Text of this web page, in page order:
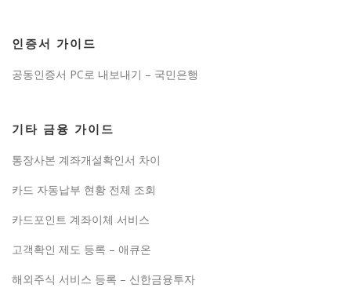
인증서 가이드
공동인증서 PC로 내보내기 – 국민은행
기타 금융 가이드
통장사본 계좌개설확인서 차이
카드 자동납부 현황 전체 조회
카드포인트 계좌이체 서비스
고객확인 제도 등록 – 애큐온
해외주식 서비스 등록 – 신한금융투자